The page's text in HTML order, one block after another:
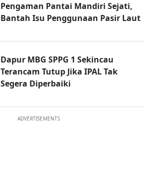
Pengaman Pantai Mandiri Sejati,
Bantah Isu Penggunaan Pasir Laut
Dapur MBG SPPG 1 Sekincau
Terancam Tutup Jika IPAL Tak
Segera Diperbaiki
ADVERTISEMENTS